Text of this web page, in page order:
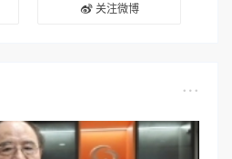
关注微博